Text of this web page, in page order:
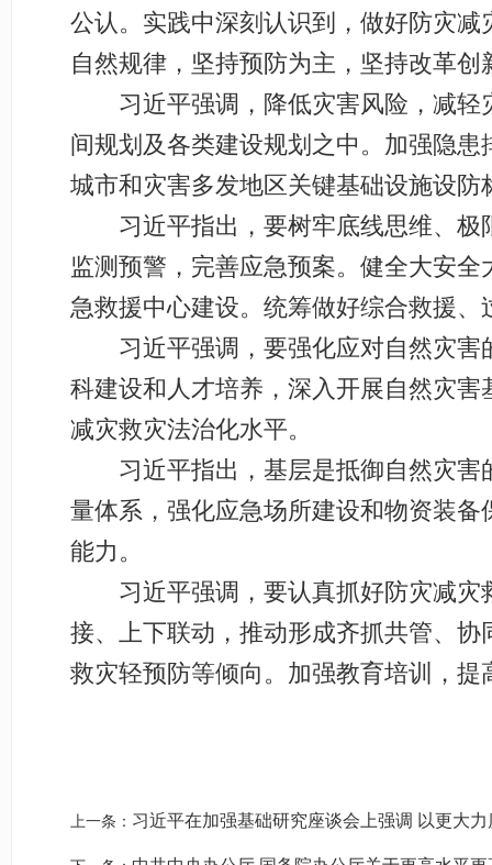
公认。实践中深刻认识到，做好防灾
自然规律，坚持预防为主，坚持改革
习近平强调，降低灾害风险，减轻
间规划及各类建设规划之中。加强隐
城市和灾害多发地区关键基础设施设
习近平指出，要树牢底线思维、极
监测预警，完善应急预案。健全大安
急救援中心建设。统筹做好综合救援
习近平强调，要强化应对自然灾害
科建设和人才培养，深入开展自然灾
减灾救灾法治化水平。
习近平指出，基层是抵御自然灾害
量体系，强化应急场所建设和物资装
能力。
习近平强调，要认真抓好防灾减灾
接、上下联动，推动形成齐抓共管、
救灾轻预防等倾向。加强教育培训，
上一条： 习近平在加强基础研究座谈会上强调 以更大